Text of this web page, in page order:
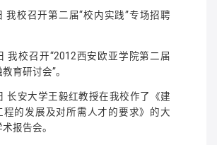
我校召开第二届“校内实践”专场招聘
我校召开“2012西安欧亚学院第二届
育研讨会”。
长安大学王毅红教授在我校作了《建
程的发展及对所需人才的要求》的大
报告会。